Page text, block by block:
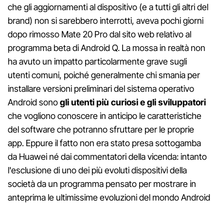
che gli aggiornamenti al dispositivo (e a tutti gli altri del
brand) non si sarebbero interrotti, aveva pochi giorni
dopo rimosso Mate 20 Pro dal sito web relativo al
programma beta di Android Q. La mossa in realtà non
ha avuto un impatto particolarmente grave sugli
utenti comuni, poiché generalmente chi smania per
installare versioni preliminari del sistema operativo
Android sonogli utenti più curiosi e gli sviluppatori
che vogliono conoscere in anticipo le caratteristiche
del software che potranno sfruttare per le proprie
app. Eppure il fatto non era stato presa sottogamba
da Huawei né dai commentatori della vicenda: intanto
l'esclusione di uno dei più evoluti dispositivi della
società da un programma pensato per mostrare in
anteprima le ultimissime evoluzioni del mondo Android